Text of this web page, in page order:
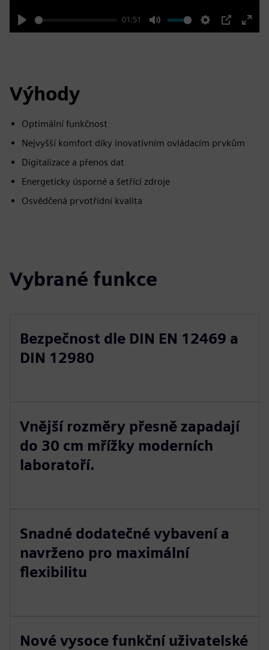
Play
01:51
Mute Settings
PIP
Enter
Výhody
Optimální funkčnost
Nejvyšší komfort díky inovativním ovládacím prvkům
Digitalizace a přenos dat
Energeticky úsporné a šetřící zdroje
Osvědčená prvotřídní kvalita
Vybrané funkce
Bezpečnost dle DIN EN 12469 a
DIN 12980
Vnější rozměry přesně zapadají
do 30 cm mřížky moderních
laboratoří.
Snadné dodatečné vybavení a
navrženo pro maximální
flexibilitu
Nové vysoce funkční uživatelské